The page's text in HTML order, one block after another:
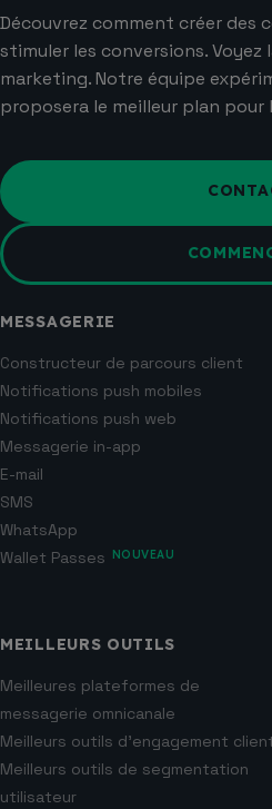
Découvrez comment créer des
stimuler les conversions.
marketing. Notre équipe
proposera le meilleur plan
MESSAGERIE
Constructeur de parcours client
Notifications push mobiles
Notifications push web
Messagerie in-app
E-mail
SMS
WhatsApp
Wallet Passes
NOUVEAU
MEILLEURS OUTILS
Meilleures plateformes de
messagerie omnicanale
Meilleurs outils d’engagement
Meilleurs outils de segmentation
utilisateur